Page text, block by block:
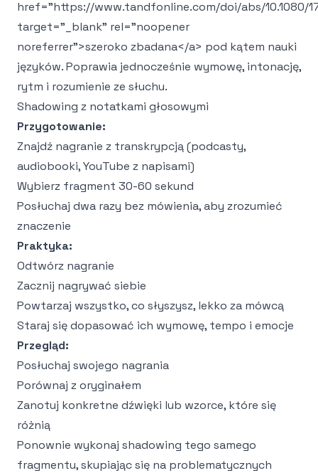
href="https://www.tandfonline.com/doi/abs/10.1080/
target="_blank" rel="noopener
noreferrer">szeroko zbadana</a> pod kątem nauki
języków. Poprawia jednocześnie wymowę, intonację,
rytm i rozumienie ze słuchu.
Shadowing z notatkami głosowymi
Przygotowanie:
Znajdź nagranie z transkrypcją (podcasty,
audiobooki, YouTube z napisami)
Wybierz fragment 30-60 sekund
Posłuchaj dwa razy bez mówienia, aby zrozumieć
znaczenie
Praktyka:
Odtwórz nagranie
Zacznij nagrywać siebie
Powtarzaj wszystko, co słyszysz, lekko za mówcą
Staraj się dopasować ich wymowę, tempo i emocje
Przegląd:
Posłuchaj swojego nagrania
Porównaj z oryginałem
Zanotuj konkretne dźwięki lub wzorce, które się
różnią
Ponownie wykonaj shadowing tego samego
fragmentu, skupiając się na problematycznych